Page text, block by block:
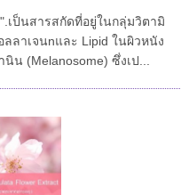
เป็นสารสกัดที่อยู่ในกลุ่มวิตามิ
ลาเจนnและ Lipid ในผิวหนัง
น (Melanosome) ซึ่งเป...